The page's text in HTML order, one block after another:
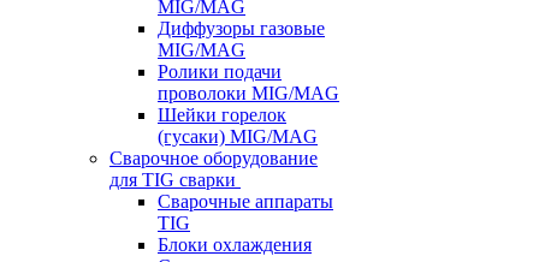
MIG/MAG
Диффузоры газовые
MIG/MAG
Ролики подачи
проволоки MIG/MAG
Шейки горелок
(гусаки) MIG/MAG
Сварочное оборудование
для TIG сварки
Сварочные аппараты
TIG
Блоки охлаждения